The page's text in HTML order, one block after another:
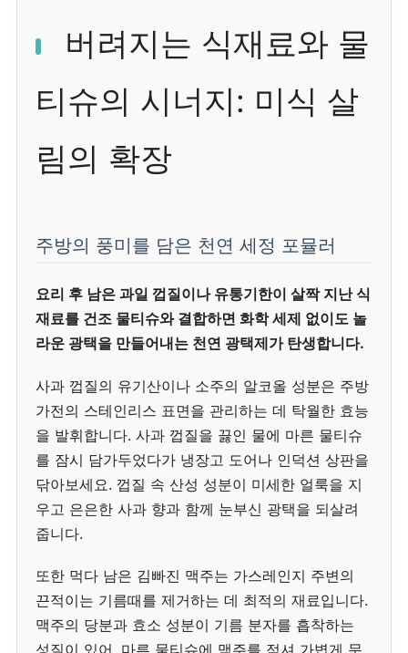
버려지는 식재료와 물
티슈의 시너지: 미식 살
림의 확장
주방의 풍미를 담은 천연 세정 포뮬러
요리 후 남은 과일 껍질이나 유통기한이 살짝 지난 식
재료를 건조 물티슈와 결합하면 화학 세제 없이도 놀
라운 광택을 만들어내는 천연 광택제가 탄생합니다.
사과 껍질의 유기산이나 소주의 알코올 성분은 주방
가전의 스테인리스 표면을 관리하는 데 탁월한 효능
을 발휘합니다. 사과 껍질을 끓인 물에 마른 물티슈
를 잠시 담가두었다가 냉장고 도어나 인덕션 상판을
닦아보세요. 껍질 속 산성 성분이 미세한 얼룩을 지
우고 은은한 사과 향과 함께 눈부신 광택을 되살려
줍니다.
또한 먹다 남은 김빠진 맥주는 가스레인지 주변의
끈적이는 기름때를 제거하는 데 최적의 재료입니다.
맥주의 당분과 효소 성분이 기름 분자를 흡착하는
성질이 있어, 마른 물티슈에 맥주를 적셔 가볍게 문